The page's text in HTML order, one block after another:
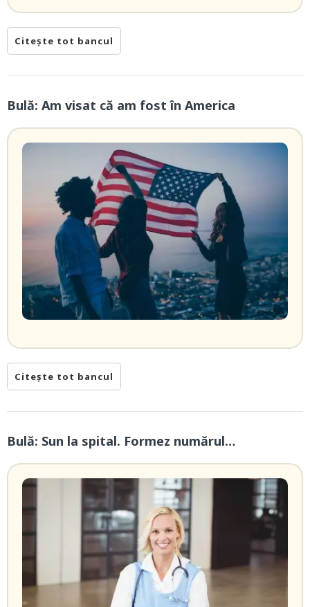
Citește tot bancul
Bulă: Am visat că am fost în America
Citește tot bancul
Bulă: Sun la spital. Formez numărul…